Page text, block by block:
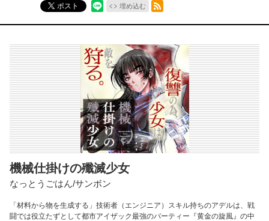
ポスト 埋め込む
機械仕掛けの殲滅少女
なっとうごはん/サンボン
「材料から物を生成する」技術者（エンジニア）スキル持ちのアデルは、戦
闘では役立たずとして都市アイザック最強のパーティー『黄金の旋風』の中